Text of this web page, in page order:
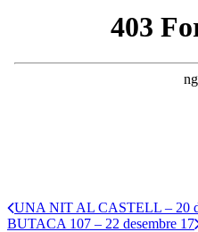
UNA NIT AL CASTELL – 20
BUTACA 107 – 22 desembre 17